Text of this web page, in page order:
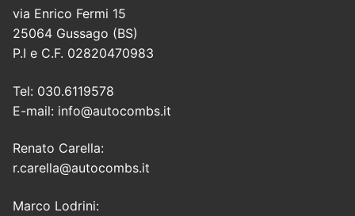
via Enrico Fermi 15
25064 Gussago (BS)
P.I e C.F. 02820470983
Tel: 030.6119578
E-mail: info@autocombs.it
Renato Carella:
r.carella@autocombs.it
Marco Lodrini: